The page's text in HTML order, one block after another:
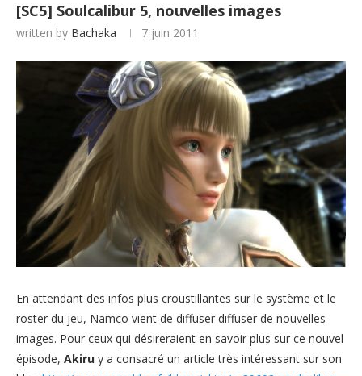
[SC5] Soulcalibur 5, nouvelles images
written by Bachaka 7 juin 2011
En attendant des infos plus croustillantes sur le système et le
roster du jeu, Namco vient de diffuser diffuser de nouvelles
images. Pour ceux qui désireraient en savoir plus sur ce nouvel
épisode, Akiru y a consacré un article très intéressant sur son